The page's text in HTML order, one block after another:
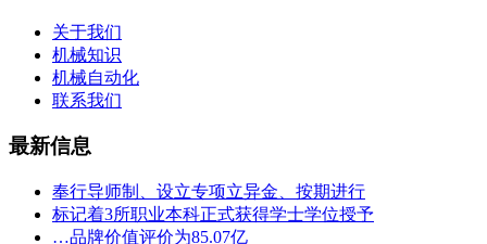
关于我们
机械知识
机械自动化
联系我们
最新信息
奉行导师制、设立专项立异金、按期进行
标记着3所职业本科正式获得学士学位授予
…品牌价值评价为85.07亿